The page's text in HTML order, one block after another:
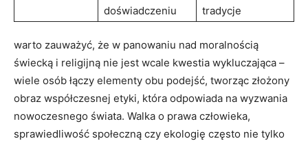
⁢doświadczeniu
tradycje
warto zauważyć, że ⁤w panowaniu nad moralnością
⁤świecką i religijną nie jest wcale kwestia wykluczająca⁢ –
wiele osób łączy elementy ⁣obu ⁢podejść, tworząc złożony
obraz współczesnej etyki, która odpowiada na wyzwania
nowoczesnego świata. Walka ⁢o prawa człowieka,
sprawiedliwość społeczną czy ekologię często nie tylko